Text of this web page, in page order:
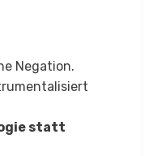
Negation.
statt